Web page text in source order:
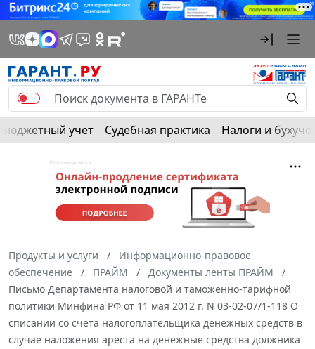
Бюджетный учет Судебная практика Налоги и
Продукты и услуги
Информационно-правовое
обеспечение
ПРАЙМ
Документы ленты ПРАЙМ
Письмо Департамента налоговой и таможенно-тарифной
политики Минфина РФ от 11 мая 2012 г. N 03-02-07/1-118 О
списании со счета налогоплательщика денежных средств в
случае наложения ареста на денежные средства должника